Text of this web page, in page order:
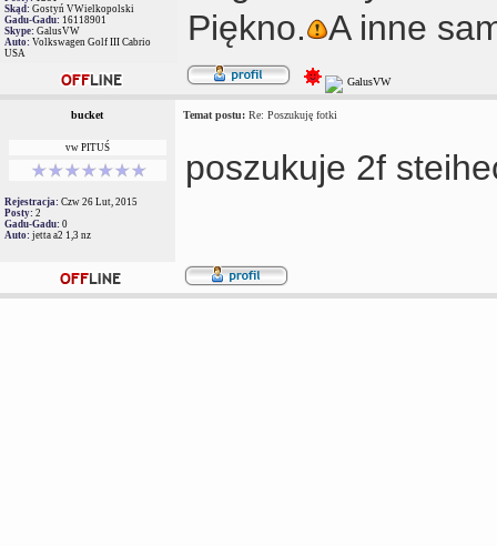
Skąd: Gostyń VWielkopolski
Gadu-Gadu: 16118901
Skype: GalusVW
Auto: Volkswagen Golf III Cabrio
USA
Piękno.
A inne
bucket Temat postu: Re: Poszukuję fotki
vw PITUŚ
Rejestracja: Czw 26 Lut, 2015
Posty: 2
Gadu-Gadu: 0
Auto: jetta a2 1,3 nz
poszukuje 2f